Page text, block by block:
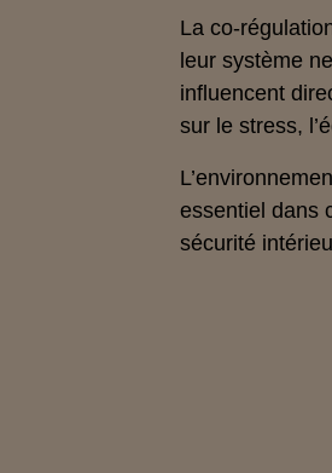
La
leur système
influencent
sur le stress,
essentiel dans
sécurité